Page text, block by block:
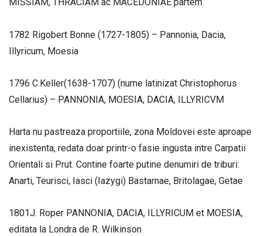
MISSIAM, THRACIAM ac MACEDONIAE partem
1782 Rigobert Bonne (1727-1805) – Pannonia, Dacia,
Illyricum, Moesia
1796 C.Keller(1638-1707) (nume latinizat Christophorus
Cellarius) – PANNONIA, MOESIA, DACIA, ILLYRICVM
Harta nu pastreaza proportiile, zona Moldovei este aproape
inexistenta, redata doar printr-o fasie ingusta intre Carpatii
Orientali si Prut. Contine foarte putine denumiri de triburi:
Anarti, Teurisci, Iasci (Iazygi) Bastarnae, Britolagae, Getae
1801J. Roper PANNONIA, DACIA, ILLYRICUM et MOESIA,
editata la Londra de R. Wilkinson